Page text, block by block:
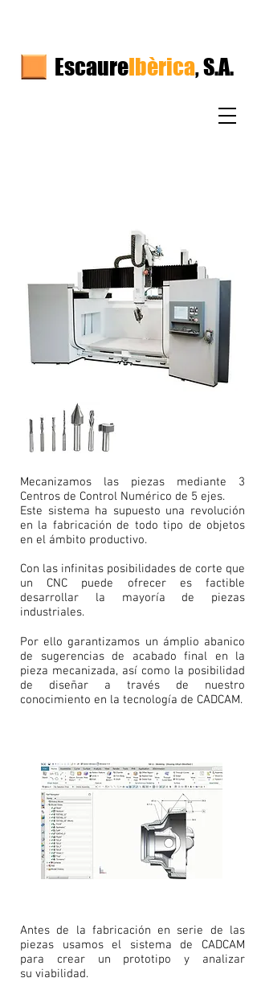
EscaureIbèrica, S.A.
Mecanizamos las piezas mediante 3
Centros de Control Numérico de 5 ejes.
Este sistema ha supuesto una revolución
en la fabricación de todo tipo de objetos
en el ámbito productivo.
Con las infinitas posibilidades de corte que
un CNC puede ofrecer es factible
desarrollar la mayoría de piezas
industriales.
Por ello garantizamos un ámplio abanico
de sugerencias de acabado final en la
pieza mecanizada, así como la posibilidad
de diseñar a través de nuestro
conocimiento en la tecnología de CADCAM.
Antes de la fabricación en serie de las
piezas usamos el sistema de CADCAM
para crear un prototipo y analizar
su viabilidad.